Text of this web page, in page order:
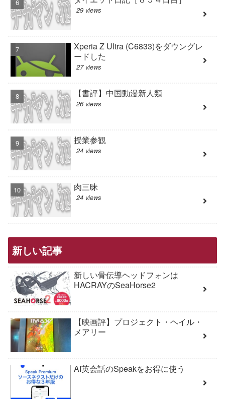
29 views
Xperia Z Ultra (C6833)をダウングレ
ードした
27 views
【書評】中国動漫新人類
26 views
授業参観
24 views
肉三昧
24 views
新しい記事
新しい骨伝導ヘッドフォンは
HACRAYのSeaHorse2
【映画評】プロジェクト・ヘイル・
メアリー
AI英会話のSpeakをお得に使う